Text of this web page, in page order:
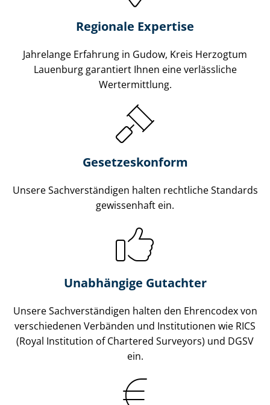
Regionale Expertise
Jahrelange Erfahrung in Gudow, Kreis Herzogtum
Lauenburg garantiert Ihnen eine verlässliche
Wertermittlung.
Gesetzes­konform
Unsere Sach­ver­stän­di­gen halten rechtliche Standards
gewissenhaft ein.
Unabhängige Gutachter
Unsere Sach­ver­stän­di­gen halten den Ehrencodex von
verschiedenen Verbänden und Institutionen wie RICS
(Royal Institution of Chartered Surveyors) und DGSV
ein.